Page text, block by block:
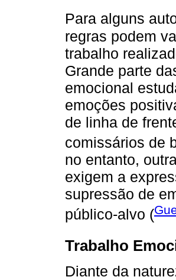
Para alguns
regras podem
trabalho
Grande parte
emocional
emoções
de linha de
comissários de
no entanto,
exigem a
supressão de
público-alvo (
Trabalho
Diante da